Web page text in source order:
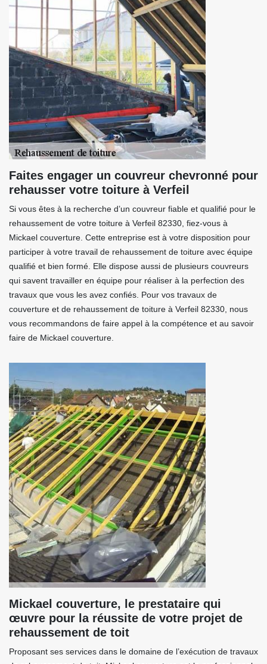
Faites engager un couvreur chevronné pour
rehausser votre toiture à Verfeil
Si vous êtes à la recherche d’un couvreur fiable et qualifié pour le
rehaussement de votre toiture à Verfeil 82330, fiez-vous à
Mickael couverture. Cette entreprise est à votre disposition pour
participer à votre travail de rehaussement de toiture avec équipe
qualifié et bien formé. Elle dispose aussi de plusieurs couvreurs
qui savent travailler en équipe pour réaliser à la perfection des
travaux que vous les avez confiés. Pour vos travaux de
couverture et de rehaussement de toiture à Verfeil 82330, nous
vous recommandons de faire appel à la compétence et au savoir
faire de Mickael couverture.
Mickael couverture, le prestataire qui
œuvre pour la réussite de votre projet de
rehaussement de toit
Proposant ses services dans le domaine de l’exécution de travaux